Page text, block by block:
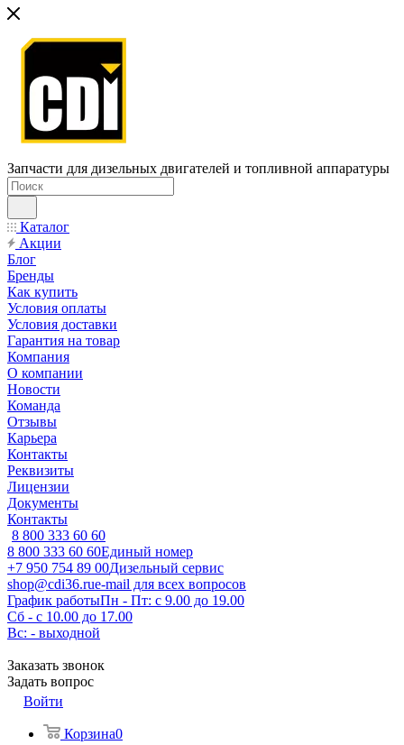
Запчасти для дизельных двигателей и топливной аппаратуры
Каталог
Акции
Блог
Бренды
Как купить
Условия оплаты
Условия доставки
Гарантия на товар
Компания
О компании
Новости
Команда
Отзывы
Карьера
Контакты
Реквизиты
Лицензии
Документы
Контакты
8 800 333 60 60
8 800 333 60 60Единый номер
+7 950 754 89 00Дизельный сервис
shop@cdi36.rue-mail для всех вопросов
График работыПн - Пт: с 9.00 до 19.00
Сб - с 10.00 до 17.00
Вс: - выходной
Заказать звонок
Задать вопрос
Войти
Корзина0